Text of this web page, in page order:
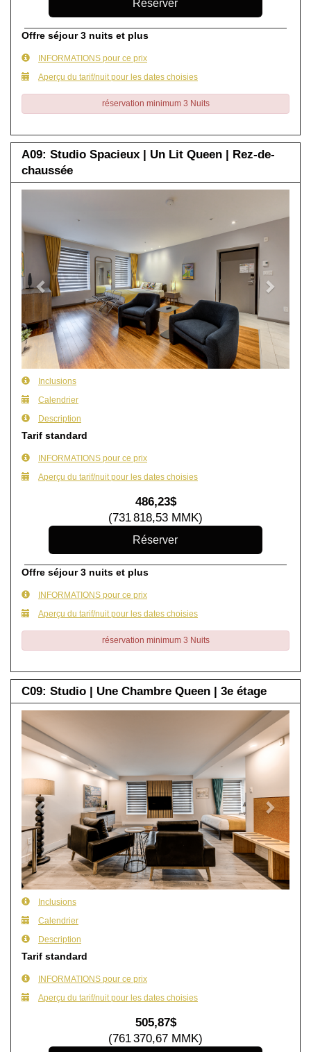
Offre séjour 3 nuits et plus
INFORMATIONS pour ce prix
Aperçu du tarif/nuit pour les dates choisies
réservation minimum 3 Nuits
A09: Studio Spacieux | Un Lit Queen | Rez-de-
chaussée
Inclusions
Calendrier
Description
Tarif standard
INFORMATIONS pour ce prix
Aperçu du tarif/nuit pour les dates choisies
486,23$
(731 818,53 MMK)
Offre séjour 3 nuits et plus
INFORMATIONS pour ce prix
Aperçu du tarif/nuit pour les dates choisies
réservation minimum 3 Nuits
C09: Studio | Une Chambre Queen | 3e étage
Next
Inclusions
Calendrier
Description
Tarif standard
INFORMATIONS pour ce prix
Aperçu du tarif/nuit pour les dates choisies
505,87$
(761 370,67 MMK)